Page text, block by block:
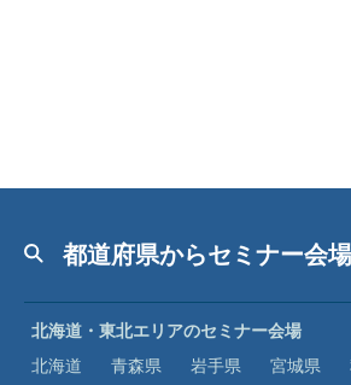
都道府県からセミナー会
北海道・東北エリアのセミナー会場
北海道
青森県 岩手県 宮城県